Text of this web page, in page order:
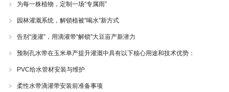
为每一株植物，定制一场“专属雨”
园林灌溉系统，解锁植被“喝水”新方式
告别“漫灌”，用滴灌带“解锁”大豆亩产新潜力
预制孔水带在玉米单产提升灌溉中具有以下核心用途和技术优势：
PVC给水管材安装与维护
柔性水带滴灌带安装前准备事项